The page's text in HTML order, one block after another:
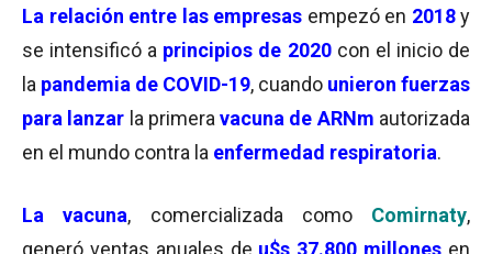
La relación entre las empresas empezó en 2018 y
se intensificó a principios de 2020 con el inicio de
la pandemia de COVID-19, cuando unieron fuerzas
para lanzar la primeravacuna de ARNm autorizada
en el mundo contra la enfermedad respiratoria.
La vacuna, comercializada como Comirnaty,
generó ventas anuales de u$s 37.800 millones en